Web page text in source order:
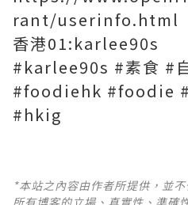
rant/userinfo.html
香港01:karlee90s
#karlee90s #素食 #
#foodiehk #foodie
#hkig
*本站之內容由作者所提供，並
所有博客的立場、真實性、準確